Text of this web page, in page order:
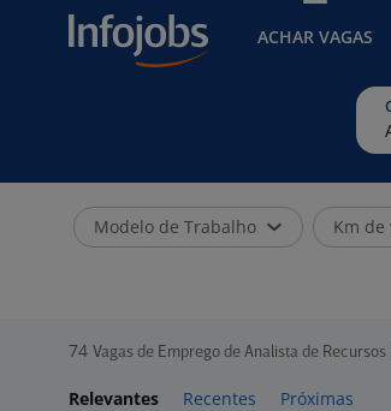
ACHAR VAGAS
Modelo de Trabalho Km de
74 Vagas de Emprego de Analista de
Relevantes Recentes Próximas